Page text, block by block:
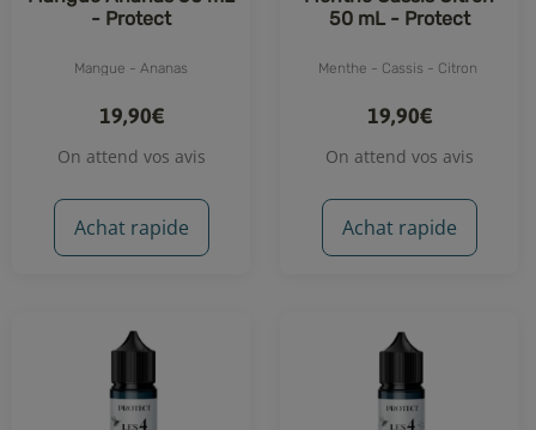
- Protect
Mangue - Ananas
19,90€
On attend vos avis
Achat rapide
50 mL - Protect
Menthe - Cassis - Citron
19,90€
On attend vos avis
Achat rapide